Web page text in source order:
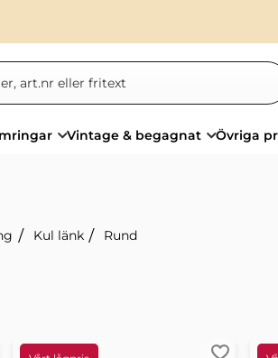
Vintage & begagnat Övriga
Kul länk Rund